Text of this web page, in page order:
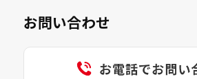
お問い合わせ